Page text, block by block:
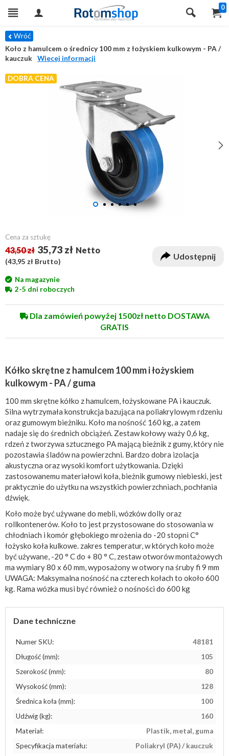
0
Wróć
Koło z hamulcem o średnicy 100 mm z łożyskiem kulkowym - PA /
kauczuk
Wiecej informacji
DOBRA CENA
Cena za sztukę
43,50 zł 35,73 zł Netto
(43,95 zł Brutto)
Udostępnij
Na magazynie
2-5 dni roboczych
Dla zamówień powyżej 1500zł netto DOSTAWA
GRATIS
Kółko skrętne z hamulcem 100 mm i łożyskiem
kulkowym - PA / guma
100 mm skrętne kółko z hamulcem, łożyskowane PA i kauczuk.
Silna wytrzymała konstrukcja bazująca na poliakrylowym rdzeniu
oraz gumowym bieżniku. Koło ma nośność 160 kg, a zatem
nadaje się do średnich obciążeń. Zestaw kołowy waży 0,6 kg,
rdzeń z tworzywa sztucznego PA mającą bieżnik z gumy, który nie
pozostawia śladów na powierzchni. Bardzo dobra izolacja
akustyczna oraz wysoki komfort użytkowania. Dzięki
zastosowanemu materiałowi koła, bieżnik gumowy niebieski, jest
praktycznie do użytku na wszystkich powierzchniach, pochłania
dźwięk.
Koło może być używane do mebli, wózków dolly oraz
rollkontenerów. Koło to jest przystosowane do stosowania w
chłodniach i komór głębokiego mrożenia do -20 stopni C°
łożysko koła kulkowe. zakres temperatur, w których koło może
być używane, -20 ° C do + 80 ° C, zestaw otworów montażowych
ma wymiary 80 x 60 mm, wyposażony w otwory na śruby fi 9 mm
UWAGA: Maksymalna nośność na czterech kołach to około 600
kg. Rama wózka musi być również o nośności do 600 kg
Dane techniczne
Numer SKU:
48181
Długość (mm):
105
Szerokość (mm):
80
Wysokość (mm):
128
Średnica koła (mm):
100
Udźwig (kg):
160
Materiał:
Plastik, metal, guma
Specyfikacja materiału:
Poliakryl (PA) / kauczuk